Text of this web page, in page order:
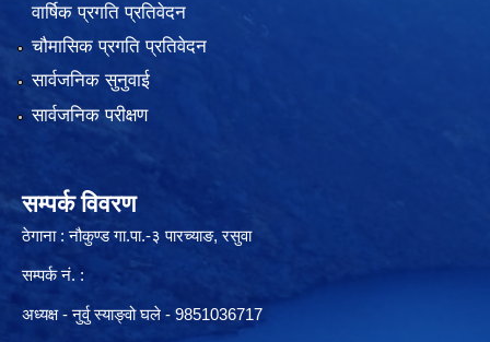
वार्षिक प्रगति प्रतिवेदन
चौमासिक प्रगति प्रतिवेदन
सार्वजनिक सुनुवाई
सार्वजनिक परीक्षण
सम्पर्क विवरण
ठेगाना : नौकुण्ड गा.पा.-३ पारच्याङ, रसुवा
सम्पर्क नं. :
अध्यक्ष - नुर्वु स्याङ्वो घले - 9851036717